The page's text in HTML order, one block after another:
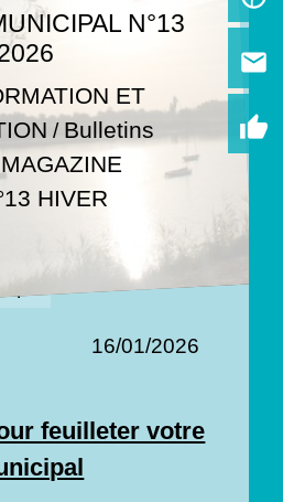
N°13
ET
/ Bulletins
MAGAZINE
HIVER
16/01/2026
feuilleter votre
email
thumb_up